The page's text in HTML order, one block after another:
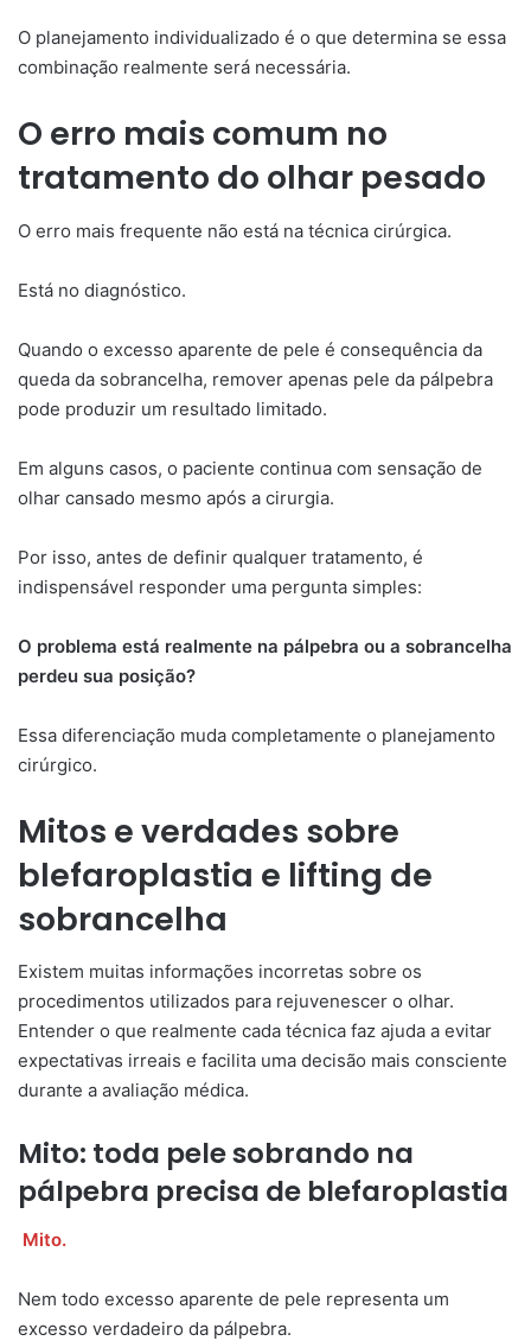
O planejamento individualizado é o que determina se essa
combinação realmente será necessária.
O erro mais comum no
tratamento do olhar pesado
O erro mais frequente não está na técnica cirúrgica.
Está no diagnóstico.
Quando o excesso aparente de pele é consequência da
queda da sobrancelha, remover apenas pele da pálpebra
pode produzir um resultado limitado.
Em alguns casos, o paciente continua com sensação de
olhar cansado mesmo após a cirurgia.
Por isso, antes de definir qualquer tratamento, é
indispensável responder uma pergunta simples:
O problema está realmente na pálpebra ou a sobrancelha
perdeu sua posição?
Essa diferenciação muda completamente o planejamento
cirúrgico.
Mitos e verdades sobre
blefaroplastia e lifting de
sobrancelha
Existem muitas informações incorretas sobre os
procedimentos utilizados para rejuvenescer o olhar.
Entender o que realmente cada técnica faz ajuda a evitar
expectativas irreais e facilita uma decisão mais consciente
durante a avaliação médica.
Mito: toda pele sobrando na
pálpebra precisa de blefaroplastia
Mito.
Nem todo excesso aparente de pele representa um
excesso verdadeiro da pálpebra.